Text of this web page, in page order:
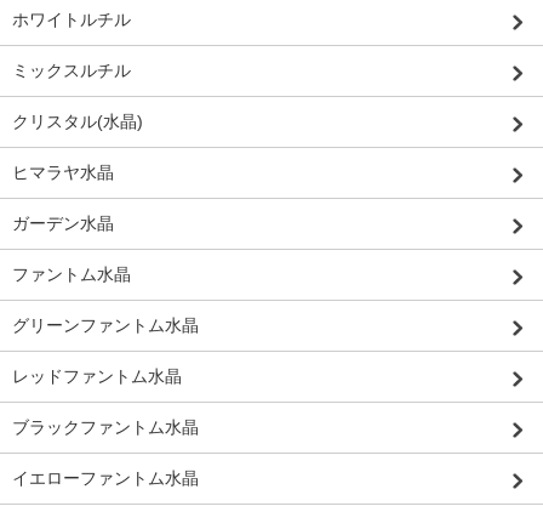
ホワイトルチル
ミックスルチル
クリスタル(水晶)
ヒマラヤ水晶
ガーデン水晶
ファントム水晶
グリーンファントム水晶
レッドファントム水晶
ブラックファントム水晶
イエローファントム水晶